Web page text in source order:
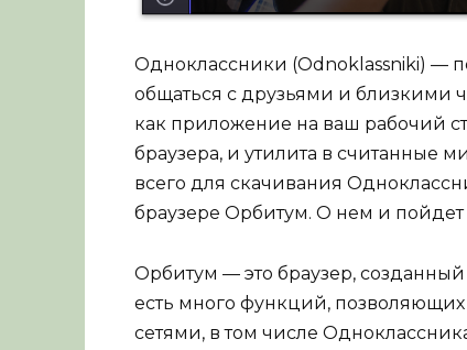
Одноклассники (Odnoklassniki) —
общаться с друзьями и близкими
как приложение на ваш рабочий
браузера, и утилита в считанные
всего для скачивания
браузере Орбитум. О нем и
Орбитум — это браузер,
есть много функций, позволяющих
сетями, в том числе